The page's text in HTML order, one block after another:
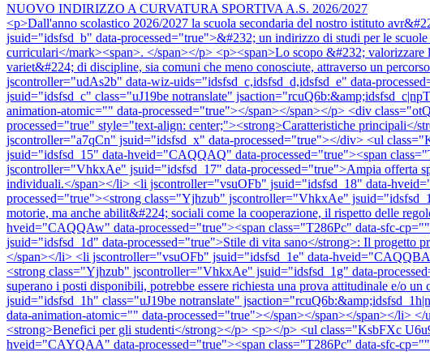
NUOVO INDIRIZZO A CURVATURA SPORTIVA A.S. 2026/2027
<p>Dall'anno scolastico 2026/2027 la scuola secondaria del nostro istituto
jsuid="idsfsd_b" data-processed="true">&#232; un indirizzo di studi per le
curriculari</mark><span>. </span></p> <p><span>Lo scopo &#232; valorizzare
variet&#224; di discipline, sia comuni che meno conosciute, attraverso un
jscontroller="udAs2b" data-wiz-uids="idsfsd_c,idsfsd_d,idsfsd_e" data-
jsuid="idsfsd_c" class="uJ19be notranslate"
animation-atomic="" data-processed="true"></span></span></p> <div
processed="true" style="text-align: center;"><strong>Caratteristiche
jscontroller="a7qCn" jsuid="idsfsd_x" data-processed="true"></div> <ul
jsuid="idsfsd_15" data-hveid="CAQQAQ" data-processed="true"><span
jscontroller="VhkxAe" jsuid="idsfsd_17" data-processed="true">Ampia offerta
individuali.</span></li> <li jscontroller="vsuOFb" jsuid="idsfsd_18" data-
processed="true"><strong class="Yjhzub" jscontroller="VhkxAe"
motorie, ma anche abilit&#224; sociali come la cooperazione, il rispetto delle
hveid="CAQQAw" data-processed="true"><span class="T286Pc" data-sfc-
jsuid="idsfsd_1d" data-processed="true">Stile di vita sano</strong>: Il progetto
</span></li> <li jscontroller="vsuOFb" jsuid="idsfsd_1e" data-
<strong class="Yjhzub" jscontroller="VhkxAe" jsuid="idsfsd_1g" data-
superano i posti disponibili, potrebbe essere richiesta una prova attitudinale e/o
jsuid="idsfsd_1h" class="uJ19be notranslate"
data-animation-atomic="" data-processed="true"></span></span></span></li>
<strong>Benefici per gli studenti</strong></p> <p></p> <ul class="KsbFXc
hveid="CAYQAA" data-processed="true"><span class="T286Pc" data-sfc-